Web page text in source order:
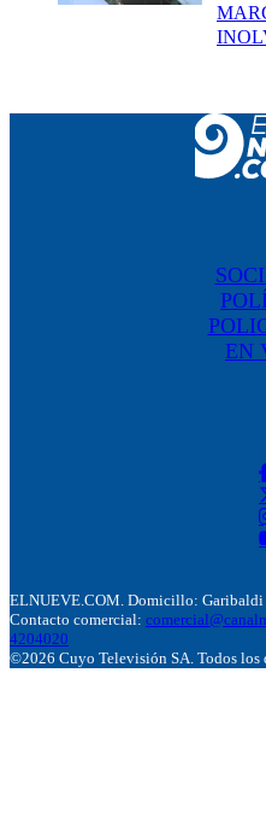
EN
ELNUEVE.COM. Domicillo: Garibaldi
Contacto comercial:
4204020
©2026 Cuyo Televisión SA. Todos los